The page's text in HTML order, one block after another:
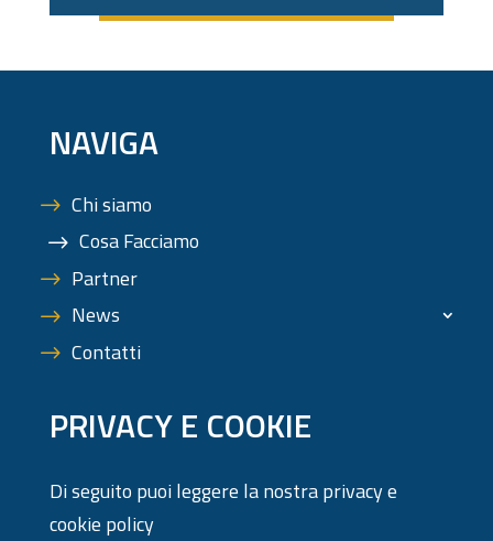
NAVIGA
Chi siamo
Cosa Facciamo
Partner
News
Contatti
PRIVACY E COOKIE
Di seguito puoi leggere la nostra privacy e
cookie policy